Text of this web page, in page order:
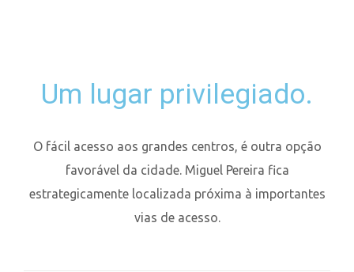
Um lugar privilegiado.
O fácil acesso aos grandes centros, é outra opção
favorável da cidade. Miguel Pereira fica
estrategicamente localizada próxima à importantes
vias de acesso.